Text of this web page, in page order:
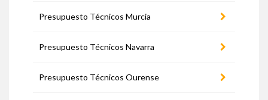
Presupuesto Técnicos Murcia
Presupuesto Técnicos Navarra
Presupuesto Técnicos Ourense